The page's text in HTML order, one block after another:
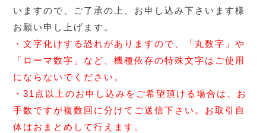
いますので、ご了承の上、お申し込み下さいます様
お願い申し上げます。
・文字化けする恐れがありますので、「丸数字」や
「ローマ数字」など、機種依存の特殊文字はご使用
にならないでください。
・31点以上のお申し込みをご希望頂ける場合は、お
手数ですが複数回に分けてご送信下さい。お取引自
体はおまとめして行えます。